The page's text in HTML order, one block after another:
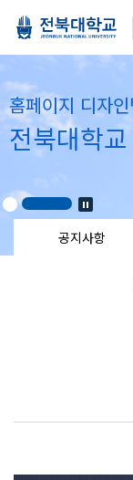
홈페이지 디자
전북대학교